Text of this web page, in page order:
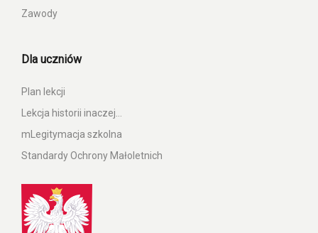
Zawody
Dla uczniów
Plan lekcji
Lekcja historii inaczej…
mLegitymacja szkolna
Standardy Ochrony Małoletnich